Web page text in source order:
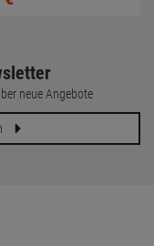
neue Angebote